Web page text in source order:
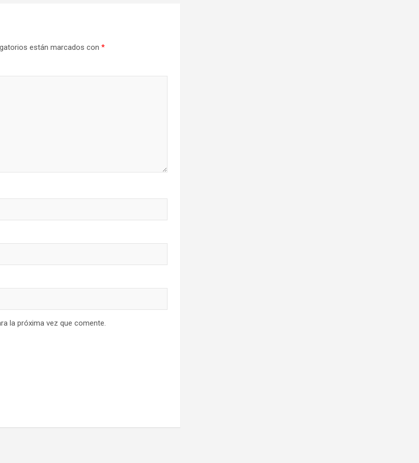
están marcados con *
la próxima vez que comente.